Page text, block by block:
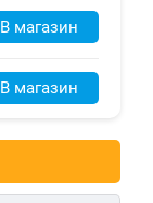
В магазин
В магазин